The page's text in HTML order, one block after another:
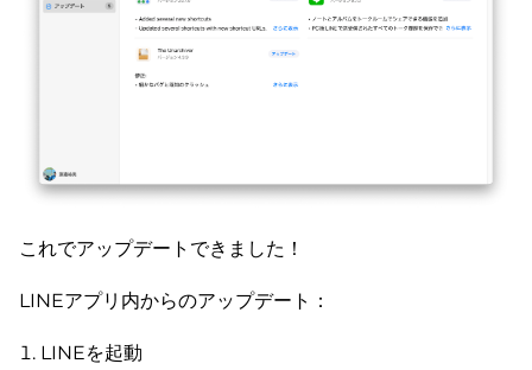
これでアップデートできました！
LINEアプリ内からのアップデート：
LINEを起動